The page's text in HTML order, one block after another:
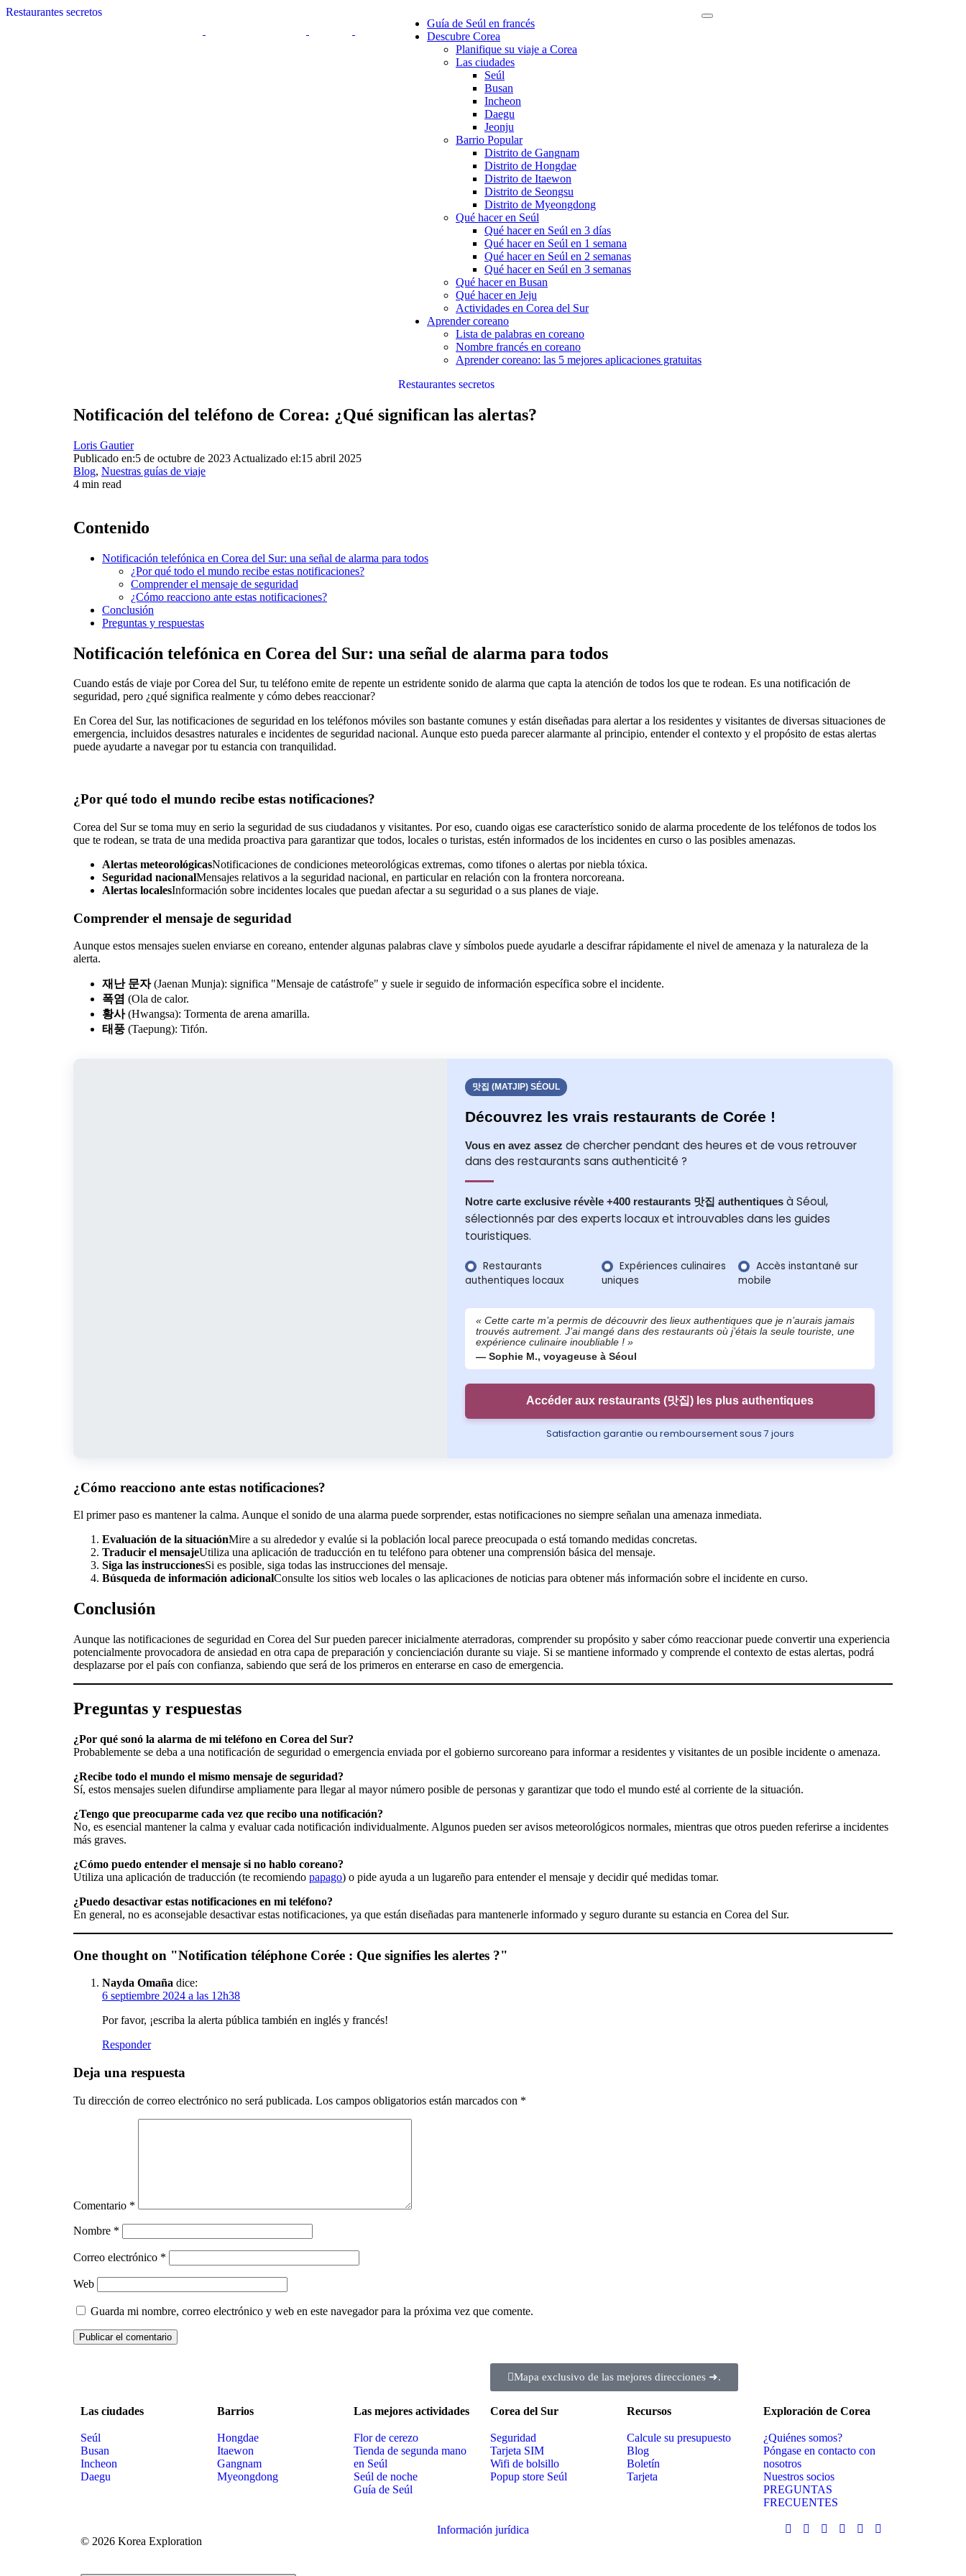
Restaurantes secretos
Guía de Seúl en francés
Descubre Corea
Planifique su viaje a Corea
Las ciudades
Seúl
Busan
Incheon
Daegu
Jeonju
Barrio Popular
Distrito de Gangnam
Distrito de Hongdae
Distrito de Itaewon
Distrito de Seongsu
Distrito de Myeongdong
Qué hacer en Seúl
Qué hacer en Seúl en 3 días
Qué hacer en Seúl en 1 semana
Qué hacer en Seúl en 2 semanas
Qué hacer en Seúl en 3 semanas
Qué hacer en Busan
Qué hacer en Jeju
Actividades en Corea del Sur
Aprender coreano
Lista de palabras en coreano
Nombre francés en coreano
Aprender coreano: las 5 mejores aplicaciones gratuitas
Restaurantes secretos
Notificación del teléfono de Corea: ¿Qué significan las alertas?
Loris Gautier
Publicado en:5 de octubre de 2023 Actualizado el:15 abril 2025
Blog, Nuestras guías de viaje
4 min read
Contenido
Notificación telefónica en Corea del Sur: una señal de alarma para todos
¿Por qué todo el mundo recibe estas notificaciones?
Comprender el mensaje de seguridad
¿Cómo reacciono ante estas notificaciones?
Conclusión
Preguntas y respuestas
Notificación telefónica en Corea del Sur: una señal de alarma para todos
Cuando estás de viaje por Corea del Sur, tu teléfono emite de repente un estridente sonido de alarma que capta la atención de todos los que te rodean. Es una notificación de
seguridad, pero ¿qué significa realmente y cómo debes reaccionar?
En Corea del Sur, las notificaciones de seguridad en los teléfonos móviles son bastante comunes y están diseñadas para alertar a los residentes y visitantes de diversas situaciones de
emergencia, incluidos desastres naturales e incidentes de seguridad nacional. Aunque esto pueda parecer alarmante al principio, entender el contexto y el propósito de estas alertas
puede ayudarte a navegar por tu estancia con tranquilidad.
¿Por qué todo el mundo recibe estas notificaciones?
Corea del Sur se toma muy en serio la seguridad de sus ciudadanos y visitantes. Por eso, cuando oigas ese característico sonido de alarma procedente de los teléfonos de todos los
que te rodean, se trata de una medida proactiva para garantizar que todos, locales o turistas, estén informados de los incidentes en curso o las posibles amenazas.
Alertas meteorológicasNotificaciones de condiciones meteorológicas extremas, como tifones o alertas por niebla tóxica.
Seguridad nacionalMensajes relativos a la seguridad nacional, en particular en relación con la frontera norcoreana.
Alertas localesInformación sobre incidentes locales que puedan afectar a su seguridad o a sus planes de viaje.
Comprender el mensaje de seguridad
Aunque estos mensajes suelen enviarse en coreano, entender algunas palabras clave y símbolos puede ayudarle a descifrar rápidamente el nivel de amenaza y la naturaleza de la
alerta.
재난 문자(Jaenan Munja): significa "Mensaje de catástrofe" y suele ir seguido de información específica sobre el incidente.
폭염 (Ola de calor.
황사(Hwangsa): Tormenta de arena amarilla.
태풍 (Taepung): Tifón.
맛집 (MATJIP) SÉOUL
Découvrez les vrais restaurants de Corée !
Vous en avez assez de chercher pendant des heures et de vous retrouver
dans des restaurants sans authenticité ?
Notre carte exclusive révèle +400 restaurants 맛집 authentiques à Séoul,
sélectionnés par des experts locaux et introuvables dans les guides
touristiques.
Restaurants
authentiques locaux
Expériences culinaires
uniques
Accès instantané sur
mobile
« Cette carte m’a permis de découvrir des lieux authentiques que je n’aurais jamais
trouvés autrement. J’ai mangé dans des restaurants où j’étais la seule touriste, une
expérience culinaire inoubliable ! »
— Sophie M., voyageuse à Séoul
Accéder aux restaurants (맛집) les plus authentiques
Satisfaction garantie ou remboursement sous 7 jours
¿Cómo reacciono ante estas notificaciones?
El primer paso es mantener la calma. Aunque el sonido de una alarma puede sorprender, estas notificaciones no siempre señalan una amenaza inmediata.
Evaluación de la situaciónMire a su alrededor y evalúe si la población local parece preocupada o está tomando medidas concretas.
Traducir el mensajeUtiliza una aplicación de traducción en tu teléfono para obtener una comprensión básica del mensaje.
Siga las instruccionesSi es posible, siga todas las instrucciones del mensaje.
Búsqueda de información adicionalConsulte los sitios web locales o las aplicaciones de noticias para obtener más información sobre el incidente en curso.
Conclusión
Aunque las notificaciones de seguridad en Corea del Sur pueden parecer inicialmente aterradoras, comprender su propósito y saber cómo reaccionar puede convertir una experiencia
potencialmente provocadora de ansiedad en otra capa de preparación y concienciación durante su viaje. Si se mantiene informado y comprende el contexto de estas alertas, podrá
desplazarse por el país con confianza, sabiendo que será de los primeros en enterarse en caso de emergencia.
Preguntas y respuestas
¿Por qué sonó la alarma de mi teléfono en Corea del Sur?
Probablemente se deba a una notificación de seguridad o emergencia enviada por el gobierno surcoreano para informar a residentes y visitantes de un posible incidente o amenaza.
¿Recibe todo el mundo el mismo mensaje de seguridad?
Sí, estos mensajes suelen difundirse ampliamente para llegar al mayor número posible de personas y garantizar que todo el mundo esté al corriente de la situación.
¿Tengo que preocuparme cada vez que recibo una notificación?
No, es esencial mantener la calma y evaluar cada notificación individualmente. Algunos pueden ser avisos meteorológicos normales, mientras que otros pueden referirse a incidentes
más graves.
¿Cómo puedo entender el mensaje si no hablo coreano?
Utiliza una aplicación de traducción (te recomiendo papago) o pide ayuda a un lugareño para entender el mensaje y decidir qué medidas tomar.
¿Puedo desactivar estas notificaciones en mi teléfono?
En general, no es aconsejable desactivar estas notificaciones, ya que están diseñadas para mantenerle informado y seguro durante su estancia en Corea del Sur.
One thought on "Notification téléphone Corée : Que signifies les alertes ?"
Nayda Omaña dice:
6 septiembre 2024 a las 12h38
Por favor, ¡escriba la alerta pública también en inglés y francés!
Responder
Deja una respuesta
Tu dirección de correo electrónico no será publicada. Los campos obligatorios están marcados con *
Comentario *
Nombre *
Correo electrónico *
Web
Guarda mi nombre, correo electrónico y web en este navegador para la próxima vez que comente.
Mapa exclusivo de las mejores direcciones ➜.
Las ciudades
Seúl
Busan
Incheon
Daegu
Barrios
Hongdae
Itaewon
Gangnam
Myeongdong
Las mejores actividades
Flor de cerezo
Tienda de segunda mano
en Seúl
Seúl de noche
Guía de Seúl
Corea del Sur
Seguridad
Tarjeta SIM
Wifi de bolsillo
Popup store Seúl
Recursos
Calcule su presupuesto
Blog
Boletín
Tarjeta
Exploración de Corea
¿Quiénes somos?
Póngase en contacto con
nosotros
Nuestros socios
PREGUNTAS
FRECUENTES
© 2026 Korea Exploration
Información jurídica